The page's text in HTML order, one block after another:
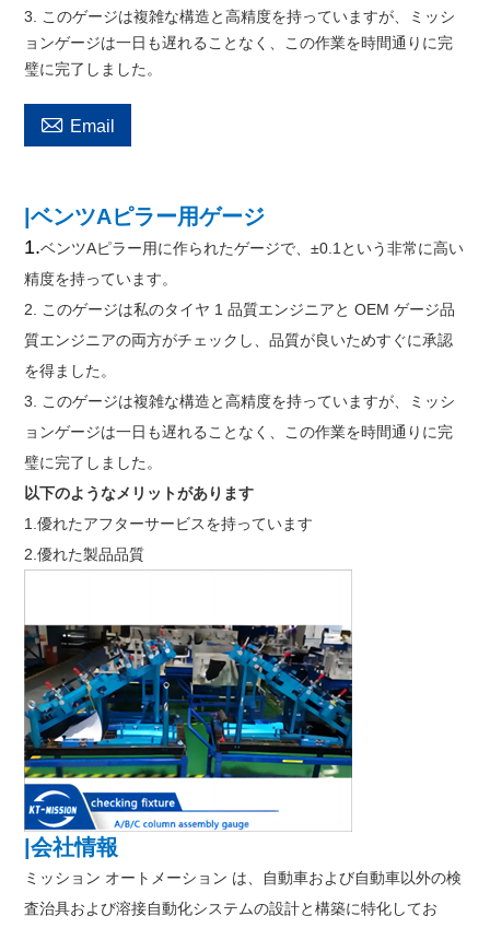
3. このゲージは複雑な構造と高精度を持っていますが、ミッシ
ョンゲージは一日も遅れることなく、この作業を時間通りに完
璧に完了しました。
 Email
|ベンツAピラー用ゲージ
1.ベンツAピラー用に作られたゲージで、±0.1という非常に高い
精度を持っています。
2. このゲージは私のタイヤ 1 品質エンジニアと OEM ゲージ品
質エンジニアの両方がチェックし、品質が良いためすぐに承認
を得ました。
3. このゲージは複雑な構造と高精度を持っていますが、ミッシ
ョンゲージは一日も遅れることなく、この作業を時間通りに完
璧に完了しました。
以下のようなメリットがあります
1.優れたアフターサービスを持っています
2.優れた製品品質
|会社情報
ミッション オートメーション は、自動車および自動車以外の検
査治具および溶接自動化システムの設計と構築に特化してお